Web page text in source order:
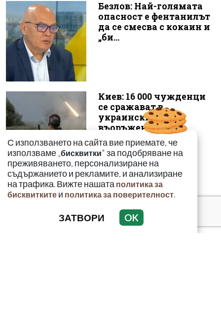
Безлов: Най-голямата
опасност е фентанилът
да се смесва с кокаин и
„би...
Киев: 16 000 чужденци
се сражават в
украинските
въоръжени сили
С използването на сайта вие приемате, че
използваме „бисквитки" за подобряване на
преживяването, персонализиране на
съдържанието и рекламите, и анализиране
на трафика. Вижте нашата политика за
бисквитките и политика за поверителност.
ЗАТВОРИ OK